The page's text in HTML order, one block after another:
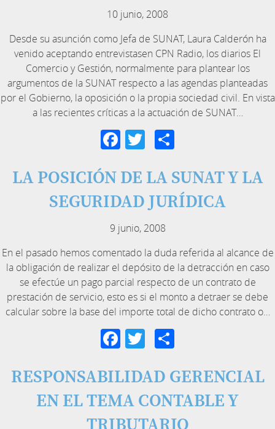
10 junio, 2008
Desde su asunción como Jefa de SUNAT, Laura Calderón ha
venido aceptando entrevistasen CPN Radio, los diarios El
Comercio y Gestión, normalmente para plantear los
argumentos de la SUNAT respecto a las agendas planteadas
por el Gobierno, la oposición o la propia sociedad civil. En vista
a las recientes críticas a la actuación de SUNAT…
Facebook
Twitter
LA POSICIÓN DE LA SUNAT Y LA
SEGURIDAD JURÍDICA
9 junio, 2008
En el pasado hemos comentado la duda referida al alcance de
la obligación de realizar el depósito de la detracción en caso
se efectúe un pago parcial respecto de un contrato de
prestación de servicio, esto es si el monto a detraer se debe
calcular sobre la base del importe total de dicho contrato o…
Facebook
Twitter
RESPONSABILIDAD GERENCIAL
EN EL TEMA CONTABLE Y